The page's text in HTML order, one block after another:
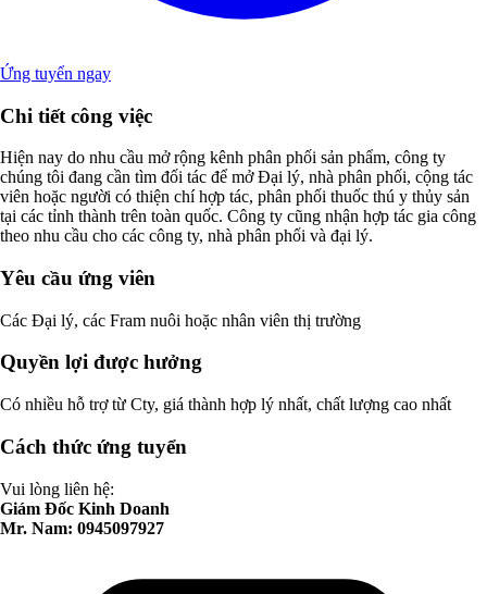
Ứng tuyển ngay
Chi tiết công việc
Hiện nay do nhu cầu mở rộng kênh phân phối sản phẩm, công ty
chúng tôi đang cần tìm đối tác để mở Đại lý, nhà phân phối, cộng tác
viên hoặc người có thiện chí hợp tác, phân phối thuốc thú y thủy sản
tại các tỉnh thành trên toàn quốc. Công ty cũng nhận hợp tác gia công
theo nhu cầu cho các công ty, nhà phân phối và đại lý.
Yêu cầu ứng viên
Các Đại lý, các Fram nuôi hoặc nhân viên thị trường
Quyền lợi được hưởng
Có nhiều hỗ trợ từ Cty, giá thành hợp lý nhất, chất lượng cao nhất
Cách thức ứng tuyển
Vui lòng liên hệ:
Giám Đốc Kinh Doanh
Mr. Nam: 0945097927